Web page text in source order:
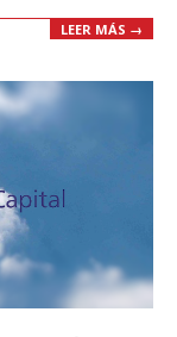
LEER MÁS →